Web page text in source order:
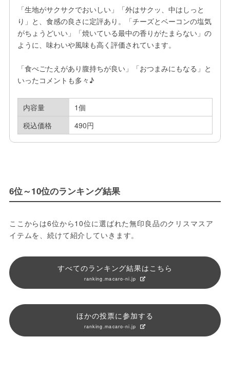
「生地がサクサクでおいしい」「外はサクッ、中はしっと
り」と、食感の良さに定評あり。「チーズとベーコンの塩気
がちょうどいい」「焼いている最中の香りがたまらない」の
ように、味わいや風味も高く評価されています。
「食べごたえがあり腹持ちが良い」「おつまみにもなる」と
いったコメントも多々♪
内容量
1個
税込価格
490円
6位～10位のランキング結果
ここからは6位から10位に選ばれた無印良品のクリスマスア
イテムを、続けて紹介していきます。
すべてのランキング結果はこちら
ranking.macaro-ni.jp
ほかの投票に参加する
ranking.macaro-ni.jp